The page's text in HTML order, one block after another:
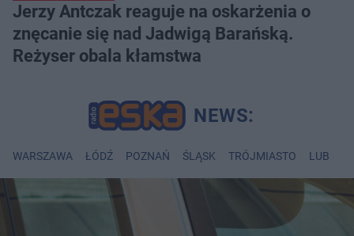
Jerzy Antczak reaguje na oskarżenia o
znęcanie się nad Jadwigą Barańską.
Reżyser obala kłamstwa
WARSZAWA ŁÓDŹ POZNAŃ ŚLĄSK TRÓJMIASTO LUBLIN